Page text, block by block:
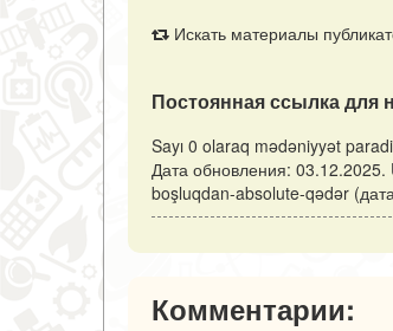
Искать материалы
Постоянная ссылка для
Sayı 0 olaraq mədəniyyət
Дата обновления: 03.12.2025.
boşluqdan-absolute-qədər
Комментарии: